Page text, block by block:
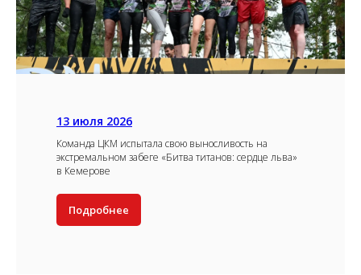
13 июля 2026
Команда ЦКМ испытала свою выносливость на
экстремальном забеге «Битва титанов: сердце льва»
в Кемерове
Подробнее